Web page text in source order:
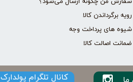
رویه برگرداندن کالا
شیوه های پرداخت وجه
ضمانت اصالت کالا
کانال تلگرام پولدارک